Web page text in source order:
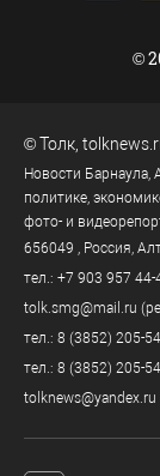
©
©Толк
Новости Барнаула,
политике,
фото- и
656049
, Россия,
тел.: +7 903 957 44-
tolk.smg@mail.ru
тел.: 8 (3852) 205-
тел.: 8 (3852) 205-
tolknews@yandex.ru